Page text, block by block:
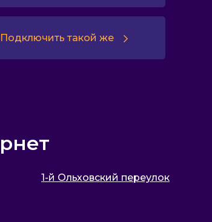
Подключить такой же
1-й Ольховский переулок